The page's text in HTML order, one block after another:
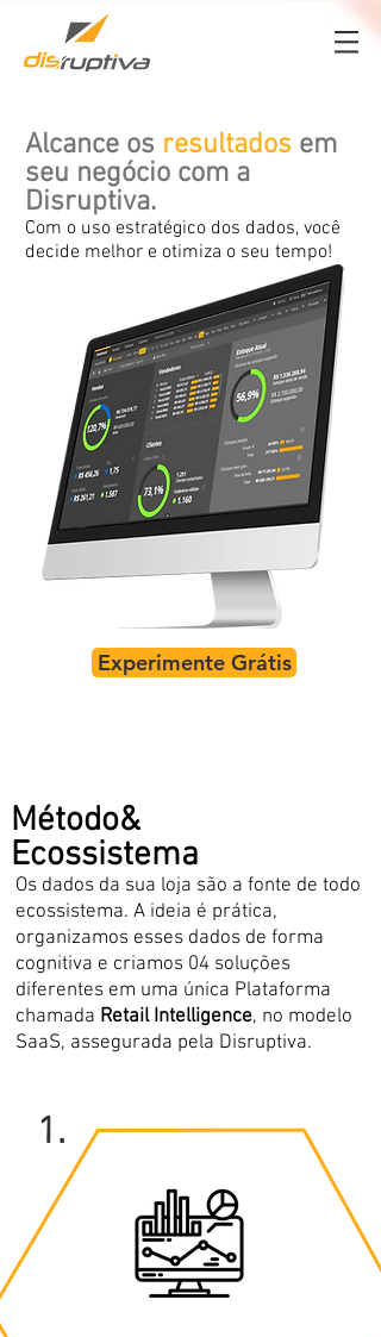
Alcance os resultados em
seu negócio com a
Disruptiva.
Com o uso estratégico dos dados, você
decide melhor e otimiza o seu tempo!
Experimente Grátis
Método&
Ecossistema
Os dados da sua loja são a fonte de todo
ecossistema. A ideia é prática,
organizamos esses dados de forma
cognitiva e criamos 04 soluções
diferentes em uma única Plataforma
chamada Retail Intelligence, no modelo
SaaS, assegurada pela Disruptiva.
1.